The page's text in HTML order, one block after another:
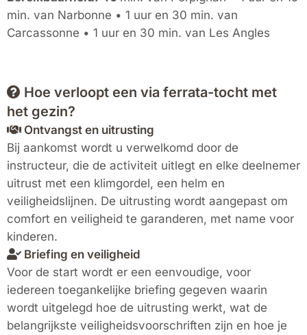
min. van Narbonne • 1 uur en 30 min. van
Carcassonne • 1 uur en 30 min. van Les Angles
Hoe verloopt een via ferrata-tocht met
het gezin?
Ontvangst en uitrusting
Bij aankomst wordt u verwelkomd door de
instructeur, die de activiteit uitlegt en elke deelnemer
uitrust met een klimgordel, een helm en
veiligheidslijnen. De uitrusting wordt aangepast om
comfort en veiligheid te garanderen, met name voor
kinderen.
Briefing en veiligheid
Voor de start wordt er een eenvoudige, voor
iedereen toegankelijke briefing gegeven waarin
wordt uitgelegd hoe de uitrusting werkt, wat de
belangrijkste veiligheidsvoorschriften zijn en hoe je